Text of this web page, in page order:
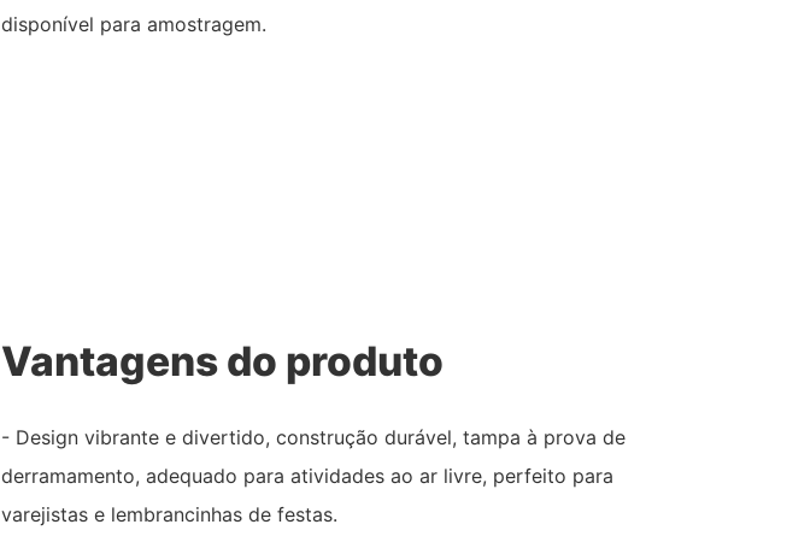
disponível para amostragem.
Vantagens do produto
- Design vibrante e divertido, construção durável, tampa à prova de
derramamento, adequado para atividades ao ar livre, perfeito para
varejistas e lembrancinhas de festas.